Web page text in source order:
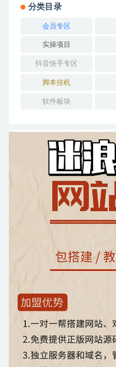
分类目录
会员专区
实操项目
抖音快手专区
脚本挂机
软件板块